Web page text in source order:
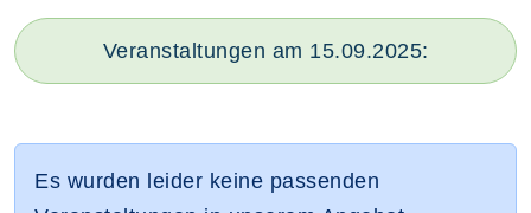
Veranstaltungen am 15.09.2025:
Es wurden leider keine passenden